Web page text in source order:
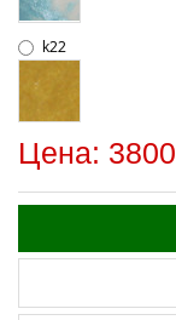
k22
Цена: